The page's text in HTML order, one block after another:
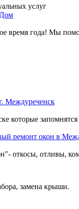
услуг
время года! Мы
Междуреченск
которые
ремонт окон в
откосы, отливы,
замена крыши.